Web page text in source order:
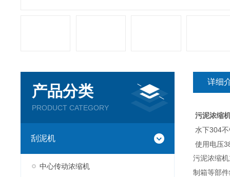
产品分类
PRODUCT CATEGORY
刮泥机
中心传动浓缩机
详细
污泥浓缩
水下304
使用电压
污泥浓缩
制箱等部